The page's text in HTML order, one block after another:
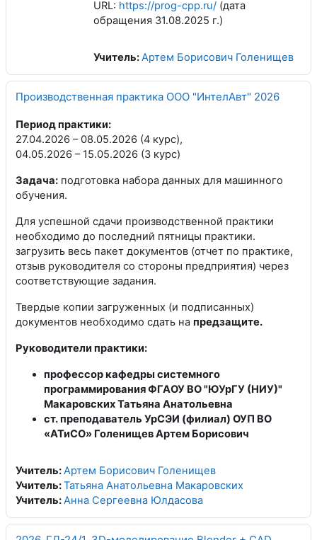
URL: https://prog-cpp.ru/ (дата
обращения 31.08.2025 г.)
Учитель:Артем Борисович Голенищев
Производственная практика ООО "ИнтелАвт" 2026
Период практики:
27.04.2026 – 08.05.2026 (4 курс),
04.05.2026 – 15.05.2026 (3 курс)
Задача: подготовка набора данных для машинного
обучения.
Для успешной сдачи производственной практики
необходимо до последний пятницы практики.
загрузить весь пакет документов (отчет по практике,
отзыв руководителя со стороны предприятия) через
соответствующие задания.
Твердые копии загруженных (и подписанных)
документов необходимо сдать на предзащите.
Руководители практики:
профессор кафедры системного
программирования ФГАОУ ВО "ЮУрГУ (НИУ)"
Макаровских Татьяна Анатольевна
ст. преподаватель УрСЭИ (филиал) ОУП ВО
«АТиСО» Голенищев Артем Борисович
Учитель:Артем Борисович Голенищев
Учитель:Татьяна Анатольевна Макаровских
Учитель:Анна Сергеевна Юлдасова